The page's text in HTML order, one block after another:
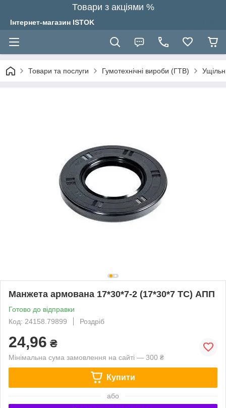
Товари з акціями %
Інтернет-магазин ISTOK
Товари та послуги Гумотехнічні вироби (ГТВ)
Манжета армована 17*30*7-2 (17*30*7 TC) АПП
Готово до відправки
Код: 24158.79899
Роздріб
24,96 ₴
Мінімальна сума замовлення на сайті — 300 ₴
Купити
або